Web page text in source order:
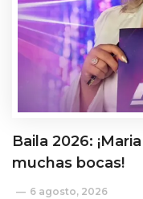
Baila 2026:
muchas bocas!
6 agosto, 2026